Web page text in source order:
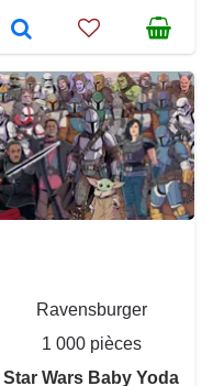
Ravensburger
1 000 pièces
Star Wars Baby Yoda